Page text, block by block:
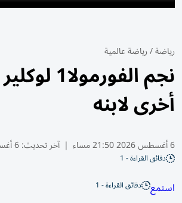
رياضة/رياضة عالمية
نجم
أخرى لابنه
6 أغسطس 2026 21:50 مساء | آخر تحديث:6 أغسطس 21:50 2026
دقائق القراءة - 1
استمع دقائق القراءة - 1